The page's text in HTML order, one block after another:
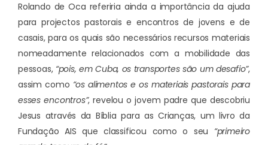
Rolando de Oca referiria ainda a importância da ajuda
para projectos pastorais e encontros de jovens e de
casais, para os quais são necessários recursos materiais
nomeadamente relacionados com a mobilidade das
pessoas, “pois, em Cuba, os transportes são um desafio”,
assim como “os alimentos e os materiais pastorais para
esses encontros”, revelou o jovem padre que descobriu
Jesus através da Bíblia para as Crianças, um livro da
Fundação AIS que classificou como o seu “primeiro